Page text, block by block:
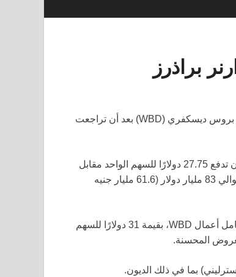
براذرز
تسير شركة باراماونت سكايدانس نحو الفوز بمعركة الاستحواذ على وارنر بروس ديسكفري (WBD) بعد أن تراجعت
كانت أكبر خدمة بث في العالم في المركز الأول لإبرام صفقة من شأنها أن تدفع 27.75 دولارًا للسهم الواحد مقابل
استوديو وارنر وأعمال البث الخاصة بـ HBO Max، مما يقدر القطاعات بحوالي 83 مليار دولار (61.6 مليار جنيه
، لكامل أعمال WBD، بقيمة 31 دولارًا للسهم
المحسنة.